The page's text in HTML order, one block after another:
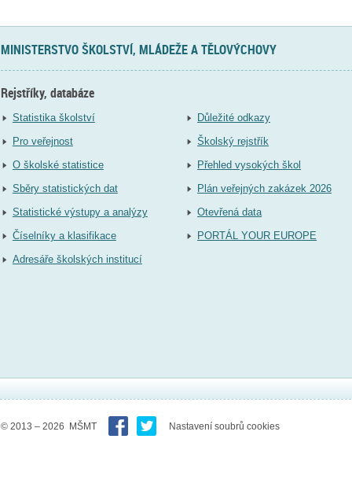
MINISTERSTVO ŠKOLSTVÍ, MLÁDEŽE A TĚLOVÝCHOVY
Rejstříky, databáze
Statistika školství
Pro veřejnost
O školské statistice
Sběry statistických dat
Statistické výstupy a analýzy
Číselníky a klasifikace
Adresáře školských institucí
Důležité odkazy
Školský rejstřík
Přehled vysokých škol
Plán veřejných zakázek 2026
Otevřená data
PORTÁL YOUR EUROPE
© 2013 – 2026 MŠMT Nastavení soubrů cookies